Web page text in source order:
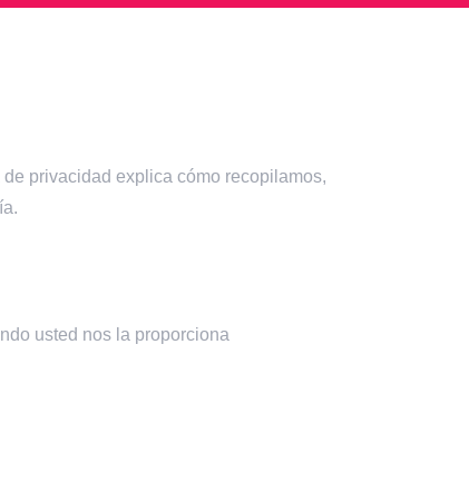
privacidad explica cómo recopilamos,
usted nos la proporciona